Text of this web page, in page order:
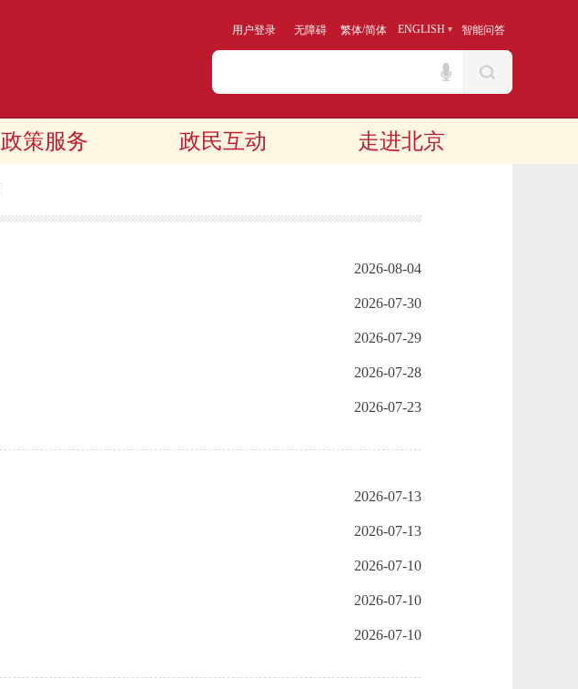
用户登录 无障碍 繁体/简体 ENGLISH 智能问答
政策服务 政民互动 走进北京
2026-08-04
2026-07-30
2026-07-29
2026-07-28
2026-07-23
2026-07-13
2026-07-13
2026-07-10
2026-07-10
2026-07-10